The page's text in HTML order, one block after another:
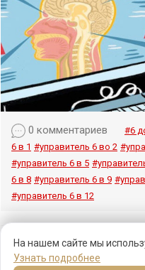
На нашем сайте мы
Узнать подробнее
0 комментариев #6
6 в 1 #управитель 6 во 2
#управитель 6 в 5
6 в 8 #управитель 6 в 9
#управитель 6 в 12